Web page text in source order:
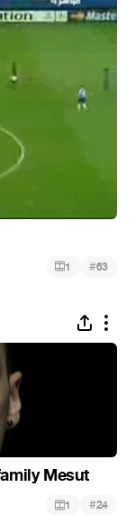
1 #63
Mesut
1 #24